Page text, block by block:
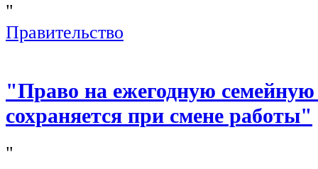
"
Правительство
"Право на ежегодную
сохраняется при смене работы"
"